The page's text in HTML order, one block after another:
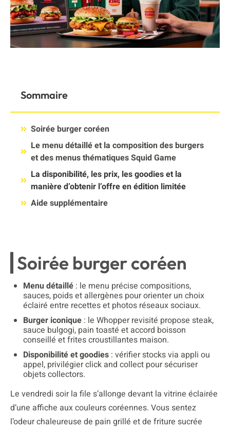
Sommaire
Soirée burger coréen
Le menu détaillé et la composition des burgers
et des menus thématiques Squid Game
La disponibilité, les prix, les goodies et la
manière d’obtenir l’offre en édition limitée
Aide supplémentaire
Soirée burger coréen
Menu détaillé : le menu précise compositions,
sauces, poids et allergènes pour orienter un choix
éclairé entre recettes et photos réseaux sociaux.
Burger iconique : le Whopper revisité propose steak,
sauce bulgogi, pain toasté et accord boisson
conseillé et frites croustillantes maison.
Disponibilité et goodies : vérifier stocks via appli ou
appel, privilégier click and collect pour sécuriser
objets collectors.
Le vendredi soir la file s’allonge devant la vitrine éclairée
d’une affiche aux couleurs coréennes. Vous sentez
l’odeur chaleureuse de pain grillé et de friture sucrée